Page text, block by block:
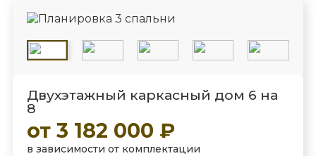
Двухэтажный каркасный дом 6 на
8
от 3 182 000 ₽
в зависимости от комплектации